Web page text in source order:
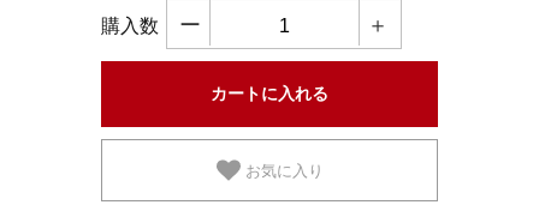
購入数 ー ＋
お気に入り